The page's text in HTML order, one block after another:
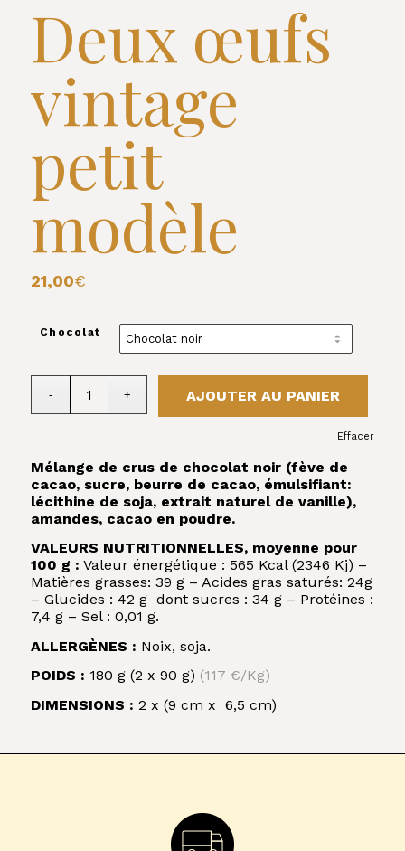
Deux œufs
vintage
petit
modèle
21,00€
Chocolat
Effacer
AJOUTER AU PANIER
Mélange de crus de chocolat noir (fève de
cacao, sucre, beurre de cacao, émulsifiant:
lécithine de soja, extrait naturel de vanille),
amandes, cacao en poudre.
VALEURS NUTRITIONNELLES, moyenne pour
100 g : Valeur énergétique : 565 Kcal (2346 Kj) –
Matières grasses: 39 g – Acides gras saturés: 24g
– Glucides : 42 g dont sucres : 34 g – Protéines :
7,4 g – Sel : 0,01 g.
ALLERGÈNES : Noix, soja.
POIDS : 180 g (2 x 90 g) (117 €/Kg)
DIMENSIONS : 2 x (9 cm x 6,5 cm)